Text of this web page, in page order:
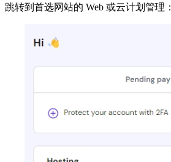
跳转到首选网站的 Web 或云计划管理：